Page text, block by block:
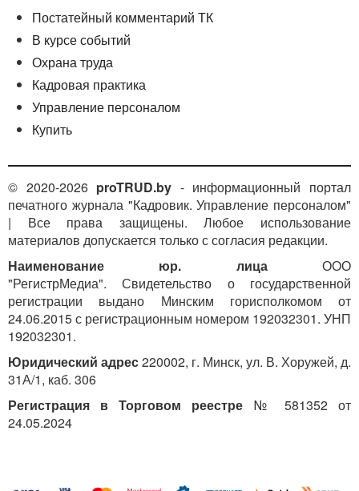
Постатейный комментарий ТК
В курсе событий
Охрана труда
Кадровая практика
Управление персоналом
Купить
© 2020-2026 proTRUD.by - информационный портал
печатного журнала "Кадровик. Управление персоналом"
| Все права защищены. Любое использование
материалов допускается только с согласия редакции.
Наименование юр. лицаООО
"РегистрМедиа". Свидетельство о государственной
регистрации выдано Минским горисполкомом от
24.06.2015 с регистрационным номером 192032301. УНП
192032301.
Юридический адрес220002, г. Минск, ул. В. Хоружей, д.
31А/1, каб. 306
Регистрация в Торговом реестре № 581352 от
24.05.2024